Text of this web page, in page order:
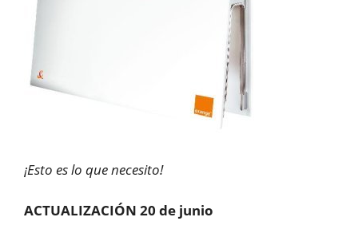
¡Esto es lo que necesito!
ACTUALIZACIÓN 20 de junio